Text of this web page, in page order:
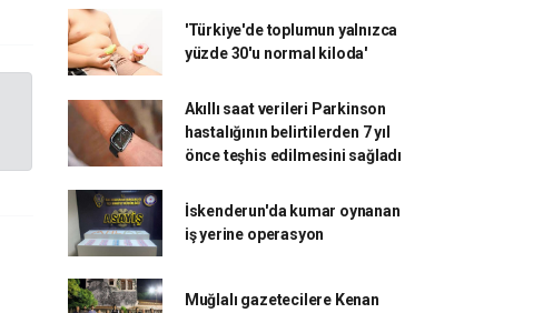
'Türkiye'de toplumun yalnızca
yüzde 30'u normal kiloda'
Akıllı saat verileri Parkinson
hastalığının belirtilerden 7 yıl
önce teşhis edilmesini sağladı
İskenderun'da kumar oynanan
iş yerine operasyon
Muğlalı gazetecilere Kenan